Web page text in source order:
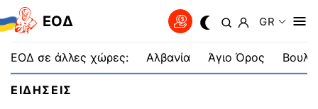
EOΔ GR
ΕΟΔ σε άλλες χώρες: Αλβανία Άγιο Όρος
ΕΙΔΗΣΕΙΣ